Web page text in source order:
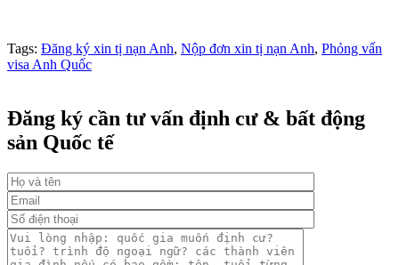
Tags: Đăng ký xin tị nạn Anh, Nộp đơn xin tị nạn Anh, Phỏng vấn
visa Anh Quốc
Đăng ký cần tư vấn định cư & bất động
sản Quốc tế